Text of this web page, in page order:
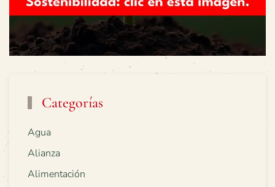
Categorías
Agua
Alianza
Alimentación